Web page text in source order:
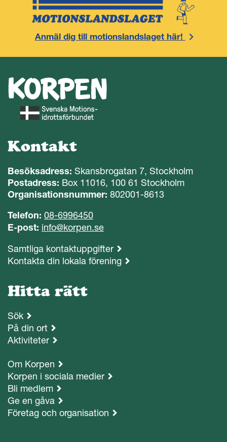
Anmäl dig till motionslandslaget här!
Kontakt
Besöksadress: Skansbrogatan 7, Stockholm
Postadress: Box 11016, 100 61 Stockholm
Organisationsnummer: 802001-8613
Telefon: 08-6996450
E-post: info@korpen.se
Samtliga kontaktuppgifter
Kontakta din lokala förening
Hitta rätt
Sök
På din ort
Aktiviteter
Om Korpen
Korpen i sociala medier
Bli medlem
Ge en gåva
Företag och organisation